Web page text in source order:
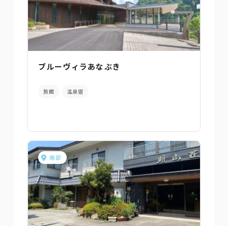
ブルーヴィラあなぶき
旅館 温泉宿
南部